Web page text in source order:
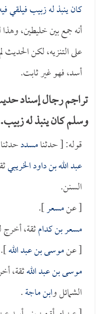
كان ينبذ له زبيب فيلقي
أنه جمع بين خليطين،
على التنزيه، لكن
أسد، فهو غير ثابت.
تراجم رجال إسناد
وسلم كان ينبذ له
قوله: [ حدثنامسدد
عبد الله بن داود الخريبي
السنن.
[ عنمسعر].
مسعر بن كدامثقة،
[ عنموسى بن عبد الله].
موسى بن عبد اللهثقة،
الشمائل وابن ماجة.